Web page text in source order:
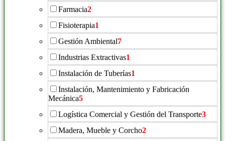
Farmacia2
Fisioterapia1
Gestión Ambiental7
Industrias Extractivas1
Instalación de Tuberías1
Instalación, Mantenimiento y Fabricación
Mecánica5
Logística Comercial y Gestión del Transporte3
Madera, Mueble y Corcho2